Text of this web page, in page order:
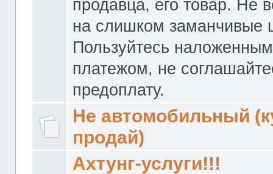
продавца, его товар. Не
на слишком заманчивые
Пользуйтесь наложенным
платежом, не
предоплату.
Не автомобильный
продай)
Ахтунг-услуги!!!